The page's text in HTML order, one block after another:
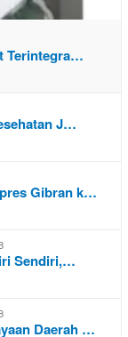
Terintegra…
J…
Gibran k…
Sendiri,…
Daerah …